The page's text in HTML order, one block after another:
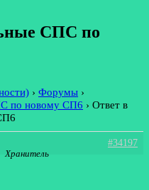
СПС по
› Форумы ›
по новому СП6 › Ответ в
#34197
Хранитель